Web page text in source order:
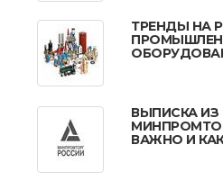
ТРЕНДЫ НА
ВЫПИСКА ИЗ
ВАЖНО И